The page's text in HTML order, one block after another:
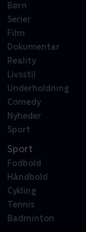
Børn
Serier
Film
Dokumentar
Reality
Livsstil
Underholdning
Comedy
Nyheder
Sport
Sport
Fodbold
Håndbold
Cykling
Tennis
Badminton